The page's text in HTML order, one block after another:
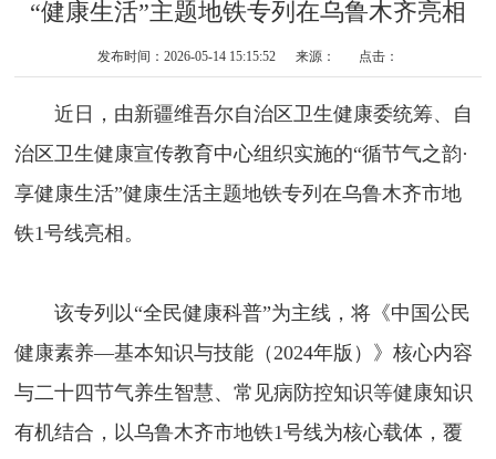
“健康生活”主题地铁专列在乌鲁木齐亮相
发布时间：2026-05-14 15:15:52 来源： 点击：
近日，由新疆维吾尔自治区卫生健康委统筹、自
治区卫生健康宣传教育中心组织实施的“循节气之韵·
享健康生活”健康生活主题地铁专列在乌鲁木齐市地
铁1号线亮相。
该专列以“全民健康科普”为主线，将《中国公民
健康素养—基本知识与技能（2024年版）》核心内容
与二十四节气养生智慧、常见病防控知识等健康知识
有机结合，以乌鲁木齐市地铁1号线为核心载体，覆